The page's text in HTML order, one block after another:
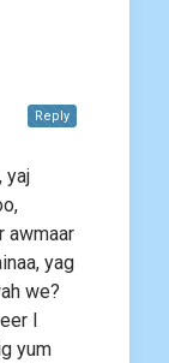
yaj
awmaar
yag
we?
l
yum
Reply